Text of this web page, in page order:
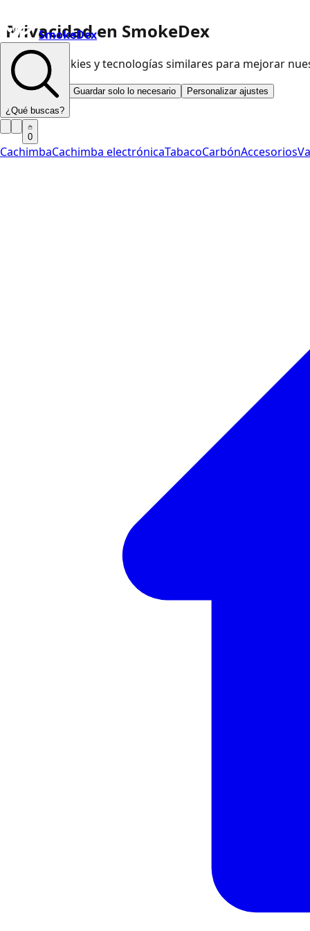
Privacidad en SmokeDex
Usamos cookies y tecnologías similares para mejorar
Aceptar todo Guardar solo lo necesario Personalizar ajustes
SmokeDex
¿Qué buscas?
0
CachimbaCachimba electrónicaTabacoCarbónAccesorios